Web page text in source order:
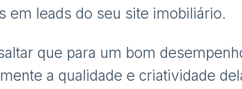
em leads do seu site imobiliário.
que para um bom
a qualidade e criatividade